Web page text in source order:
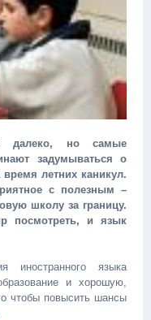
далеко, но самые
задумываться о
летних каникул.
с полезным –
школу за границу.
посмотреть, и язык
языка
и хорошую,
чтобы повысить шансы